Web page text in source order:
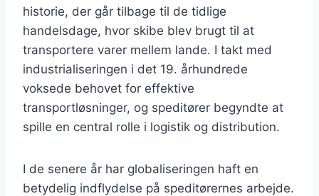
historie, der går tilbage til de tidlige
handelsdage, hvor skibe blev brugt til at
transportere varer mellem lande. I takt med
industrialiseringen i det 19. århundrede
voksede behovet for effektive
transportløsninger, og speditører begyndte at
spille en central rolle i logistik og distribution.
I de senere år har globaliseringen haft en
betydelig indflydelse på speditørernes arbejde.